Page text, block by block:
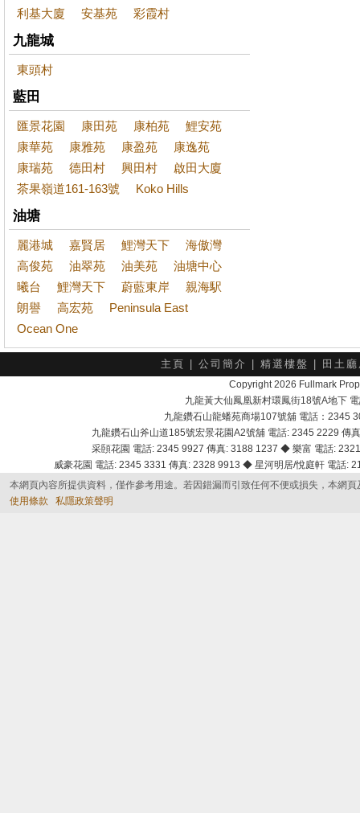
利基大廈 安基苑 彩霞村
九龍城
東頭村
藍田
匯景花園 康田苑 康柏苑
鯉安苑
康華苑
康雅苑 康盈苑
康逸苑
康瑞苑
德田村 興田村
啟田大廈
茶果嶺道161-163號
Koko Hills
油塘
麗港城 嘉賢居 鯉灣天下
海傲灣
高俊苑
油翠苑 油美苑
油塘中心
曦台
鯉灣天下 蔚藍東岸
親海駅
朗譽
高宏苑
Peninsula East
Ocean One
主頁 公司簡介 精選樓盤 田土
Copyright 2026 Fullmark
九龍黃大仙鳳凰新村環鳳街18號A地下
九龍鑽石山龍蟠苑商場107號舖 電話：2345
九龍鑽石山斧山道185號宏景花園A2號舖 電話: 2345 2229
采頣花園 電話: 2345 9927 傳真: 3188 1237 ◆ 樂富 電話:
威豪花園 電話: 2345 3331 傳真: 2328 9913 ◆ 星河明居/悅庭軒 電話
本網頁內容所提供資料，僅作參考用途。若因錯漏而引致任何不便或損失，本網
使用條款
私隱政策聲明